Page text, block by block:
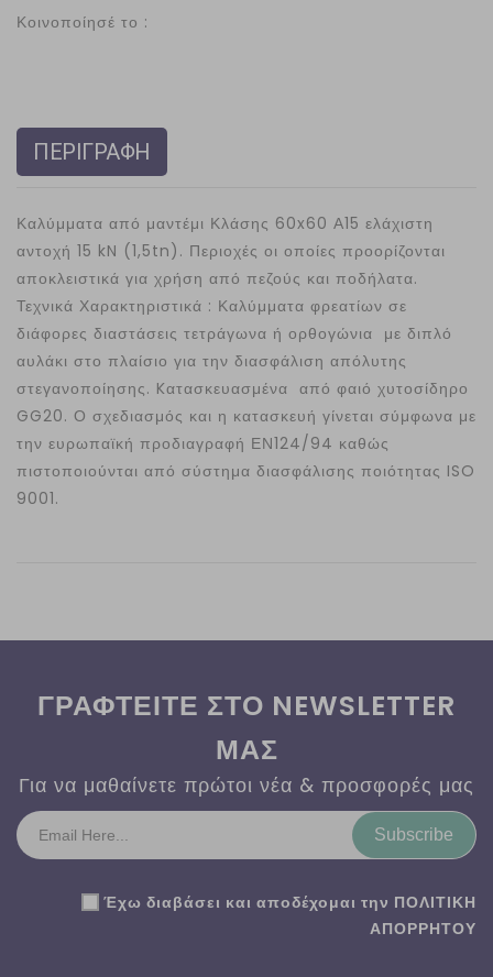
Κοινοποίησέ το :
ΠΕΡΙΓΡΑΦΗ
Καλύμματα από μαντέμι Κλάσης 60x60 Α15 ελάχιστη
αντοχή 15 kN (1,5tn). Περιοχές οι οποίες προορίζονται
αποκλειστικά για χρήση από πεζούς και ποδήλατα.
Τεχνικά Χαρακτηριστικά : Καλύμματα φρεατίων σε
διάφορες διαστάσεις τετράγωνα ή ορθογώνια με διπλό
αυλάκι στο πλαίσιο για την διασφάλιση απόλυτης
στεγανοποίησης. Kατασκευασμένα από φαιό χυτοσίδηρο
GG20. Ο σχεδιασμός και η κατασκευή γίνεται σύμφωνα με
την ευρωπαϊκή προδιαγραφή ΕΝ124/94 καθώς
πιστοποιούνται από σύστημα διασφάλισης ποιότητας ISO
9001.
ΓΡΑΦΤΕΙΤΕ ΣΤΟ NEWSLETTER
ΜΑΣ
Για να μαθαίνετε πρώτοι νέα & προσφορές μας
Subscribe
Έχω διαβάσει και αποδέχομαι την ΠΟΛΙΤΙΚΗ
ΑΠΟΡΡΗΤΟΥ